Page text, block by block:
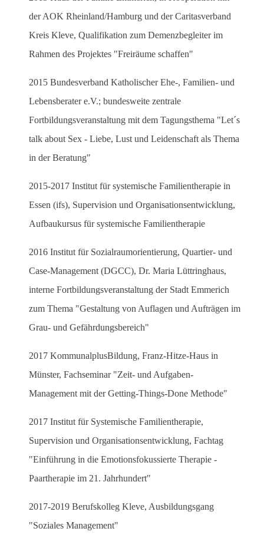
der AOK Rheinland/Hamburg und der Caritasverband
Kreis Kleve, Qualifikation zum Demenzbegleiter im
Rahmen des Projektes "Freiräume schaffen"
2015 Bundesverband Katholischer Ehe-, Familien- und
Lebensberater e.V.; bundesweite zentrale
Fortbildungsveranstaltung mit dem Tagungsthema "Let´s
talk about Sex - Liebe, Lust und Leidenschaft als Thema
in der Beratung"
2015-2017 Institut für systemische Familientherapie in
Essen (ifs), Supervision und Organisationsentwicklung,
Aufbaukursus für systemische Familientherapie
2016 Institut für Sozialraumorientierung, Quartier- und
Case-Management (DGCC), Dr. Maria Lüttringhaus,
interne Fortbildungsveranstaltung der Stadt Emmerich
zum Thema "Gestaltung von Auflagen und Aufträgen im
Grau- und Gefährdungsbereich"
2017 KommunalplusBildung, Franz-Hitze-Haus in
Münster, Fachseminar "Zeit- und Aufgaben-
Management mit der Getting-Things-Done Methode"
2017 Institut für Systemische Familientherapie,
Supervision und Organisationsentwicklung, Fachtag
"Einführung in die Emotionsfokussierte Therapie -
Paartherapie im 21. Jahrhundert"
2017-2019 Berufskolleg Kleve, Ausbildungsgang
"Soziales Management"